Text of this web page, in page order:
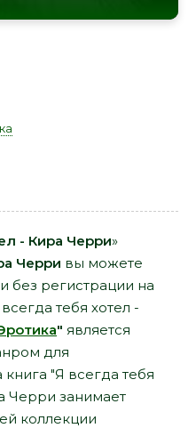
- Кира Черри»
Черри вы можете
без регистрации на
тебя хотел -
" является
для
"Я всегда тебя
Черри занимает
коллекции